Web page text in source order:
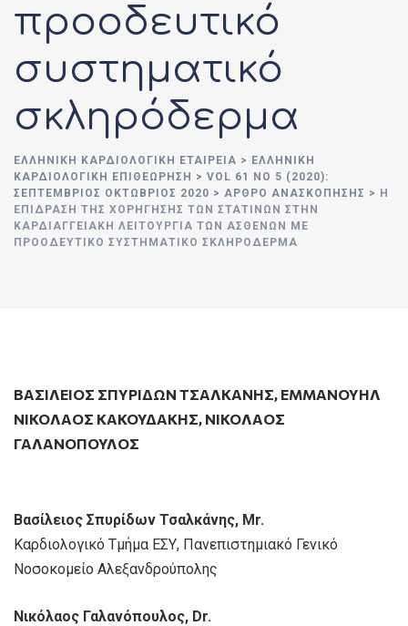
προοδευτικό
συστηματικό
σκληρόδερμα
ΕΛΛΗΝΙΚΉ ΚΑΡΔΙΟΛΟΓΙΚΉ ΕΤΑΙΡΕΊΑ > ΕΛΛΗΝΙΚΗ
ΚΑΡΔΙΟΛΟΓΙΚΗ ΕΠΙΘΕΩΡΗΣΗ > VOL 61 NO 5 (2020):
ΣΕΠΤΈΜΒΡΙΟΣ ΟΚΤΏΒΡΙΟΣ 2020 > ΑΡΘΡΟ ΑΝΑΣΚΟΠΗΣΗΣ > Η
ΕΠΊΔΡΑΣΗ ΤΗΣ ΧΟΡΉΓΗΣΗΣ ΤΩΝ ΣΤΑΤΙΝΏΝ ΣΤΗΝ
ΚΑΡΔΙΑΓΓΕΙΑΚΉ ΛΕΙΤΟΥΡΓΊΑ ΤΩΝ ΑΣΘΕΝΏΝ ΜΕ
ΠΡΟΟΔΕΥΤΙΚΌ ΣΥΣΤΗΜΑΤΙΚΌ ΣΚΛΗΡΌΔΕΡΜΑ
ΒΑΣΊΛΕΙΟΣ ΣΠΥΡΊΔΩΝ ΤΣΑΛΚΆΝΗΣ, ΕΜΜΑΝΟΥΉΛ
ΝΙΚΌΛΑΟΣ ΚΑΚΟΥΔΆΚΗΣ, ΝΙΚΌΛΑΟΣ
ΓΑΛΑΝΌΠΟΥΛΟΣ
Βασίλειος Σπυρίδων Τσαλκάνης, Mr.
Καρδιολογικό Τμήμα ΕΣΥ, Πανεπιστημιακό Γενικό
Νοσοκομείο Αλεξανδρούπολης
Νικόλαος Γαλανόπουλος, Dr.